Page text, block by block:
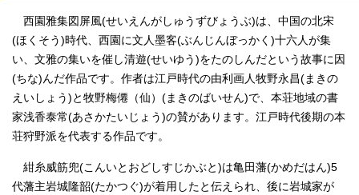
西園雅集図屏風(せいえんがしゅうずびょうぶ)は、中国の北宋
(ほくそう)時代、西園に文人墨客(ぶんじんぼっかく)十六人が集
い、文雅の集いを催し清遊(せいゆう)をたのしんだという故事に因
(ちな)んだ作品です。作者は江戸時代の由利画人牧野永昌(まきの
えいしょう)と牧野梅僊（仙）(まきのばいせん)で、本荘地域の書
家浅香泰常(あさかたいじょう)の賛があります。江戸時代後期の本
荘狩野派を代表する作品です。
紺糸威筋兜(こんいとおどしすじかぶと)は亀田藩(かめだはん)5
代藩主岩城隆韶(たかつぐ)が着用したと伝えられ、後に岩城家が